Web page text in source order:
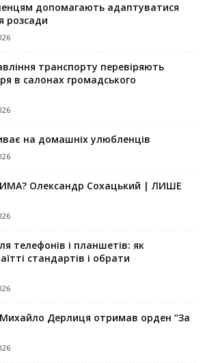
допомагають адаптуватися
розсади
транспорту перевіряють
в салонах громадського
на домашніх улюбленців
Олександр Сохацький | ЛИШЕ
телефонів і планшетів: як
стандартів і обрати
Дерлиця отримав орден “За